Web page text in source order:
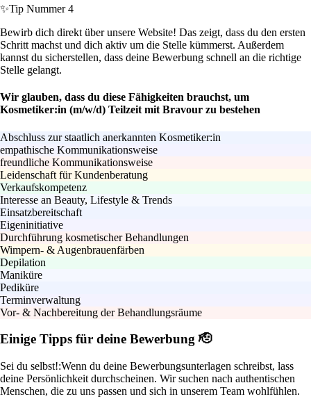
✨Tip Nummer 4
Bewirb dich direkt über unsere Website! Das zeigt, dass du den ersten
Schritt machst und dich aktiv um die Stelle kümmerst. Außerdem
kannst du sicherstellen, dass deine Bewerbung schnell an die richtige
Stelle gelangt.
Wir glauben, dass du diese Fähigkeiten brauchst, um
Kosmetiker:in (m/w/d) Teilzeit mit Bravour zu bestehen
Abschluss zur staatlich anerkannten Kosmetiker:in
empathische Kommunikationsweise
freundliche Kommunikationsweise
Leidenschaft für Kundenberatung
Verkaufskompetenz
Interesse an Beauty, Lifestyle & Trends
Einsatzbereitschaft
Eigeninitiative
Durchführung kosmetischer Behandlungen
Wimpern- & Augenbrauenfärben
Depilation
Maniküre
Pediküre
Terminverwaltung
Vor- & Nachbereitung der Behandlungsräume
Einige Tipps für deine Bewerbung 🫡
Sei du selbst!:Wenn du deine Bewerbungsunterlagen schreibst, lass
deine Persönlichkeit durchscheinen. Wir suchen nach authentischen
Menschen, die zu uns passen und sich in unserem Team wohlfühlen.